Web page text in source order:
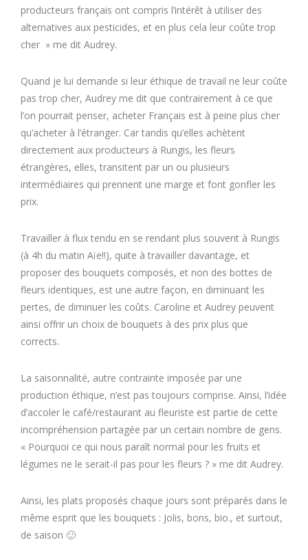
producteurs français ont compris l’intérêt à utiliser des
alternatives aux pesticides, et en plus cela leur coûte trop
cher » me dit Audrey.
Quand je lui demande si leur éthique de travail ne leur coûte
pas trop cher, Audrey me dit que contrairement à ce que
l’on pourrait penser, acheter Français est à peine plus cher
qu’acheter à l’étranger. Car tandis qu’elles achètent
directement aux producteurs à Rungis, les fleurs
étrangères, elles, transitent par un ou plusieurs
intermédiaires qui prennent une marge et font gonfler les
prix.
Travailler à flux tendu en se rendant plus souvent à Rungis
(à 4h du matin Aïe!!), quite à travailler davantage, et
proposer des bouquets composés, et non des bottes de
fleurs identiques, est une autre façon, en diminuant les
pertes, de diminuer les coûts. Caroline et Audrey peuvent
ainsi offrir un choix de bouquets à des prix plus que
corrects.
La saisonnalité, autre contrainte imposée par une
production éthique, n’est pas toujours comprise. Ainsi, l’idée
d’accoler le café/restaurant au fleuriste est partie de cette
incompréhension partagée par un certain nombre de gens.
« Pourquoi ce qui nous paraît normal pour les fruits et
légumes ne le serait-il pas pour les fleurs ? » me dit Audrey.
Ainsi, les plats proposés chaque jours sont préparés dans le
même esprit que les bouquets : Jolis, bons, bio., et surtout,
de saison 🙂